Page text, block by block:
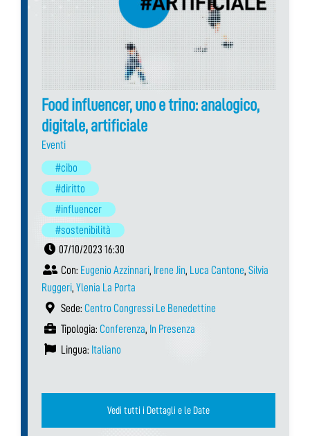
Food influencer, uno e trino: analogico,
digitale, artificiale
Eventi
#cibo
#diritto
#influencer
#sostenibilità
07/10/2023 16:30
Con: Eugenio Azzinnari, Irene Jin, Luca Cantone, Silvia
Ruggeri, Ylenia La Porta
Sede: Centro Congressi Le Benedettine
Tipologia: Conferenza, In Presenza
Lingua: Italiano
Vedi tutti i Dettagli e le Date